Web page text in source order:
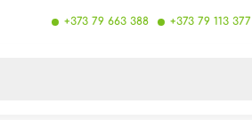
+373 79 663 388 +373 79 113 377